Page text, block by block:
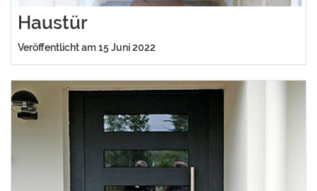
Haustür
Veröffentlicht am 15 Juni 2022